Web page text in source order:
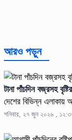
আরও পড়ুন
টানা পাঁচদিন বজ্রসহ
দেশের বিভিন্ন এলাকায়
শনিবার, ২৭ জুন ২০২৬ ,